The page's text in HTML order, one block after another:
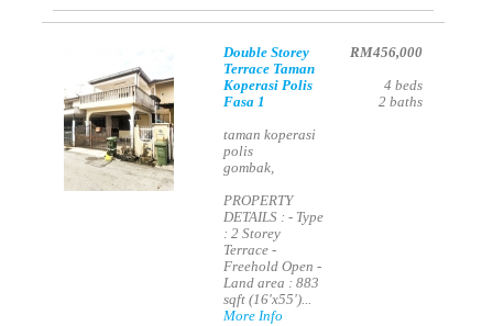
Double Storey
Terrace Taman
Koperasi Polis
Fasa 1
taman koperasi
polis
gombak,
PROPERTY
DETAILS : - Type
: 2 Storey
Terrace -
Freehold Open -
Land area : 883
sqft (16'x55')...
More Info
RM456,000
4 beds
2 baths